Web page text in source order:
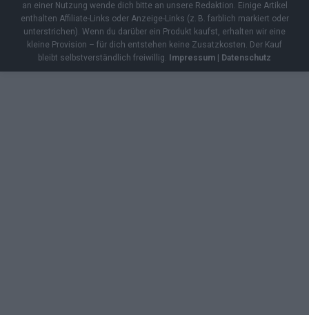
an einer Nutzung wende dich bitte an unsere Redaktion. Einige Artikel
enthalten Affiliate-Links oder Anzeige-Links (z. B. farblich markiert oder
unterstrichen). Wenn du darüber ein Produkt kaufst, erhalten wir eine
kleine Provision – für dich entstehen keine Zusatzkosten. Der Kauf
bleibt selbstverständlich freiwillig.
Impressum Datenschutz